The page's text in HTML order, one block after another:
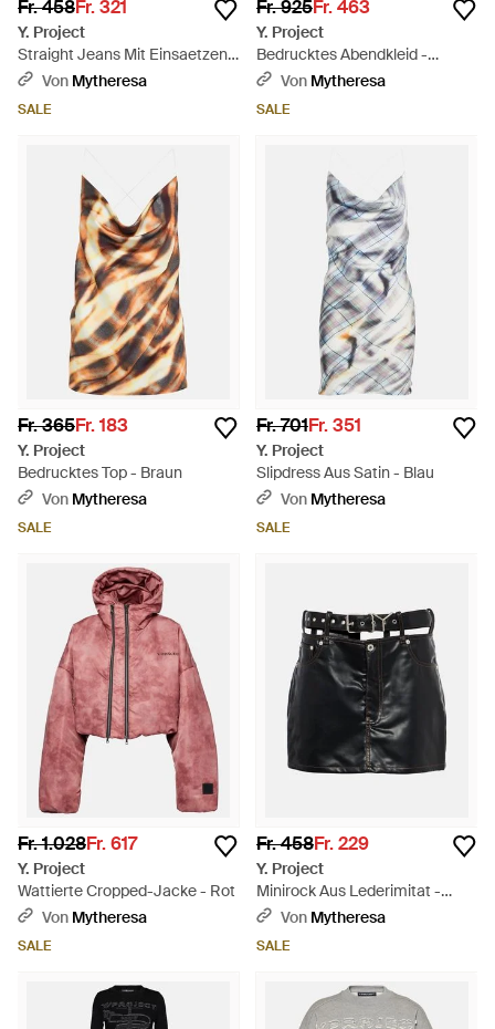
Fr. 458Fr. 321
Y. Project
Straight Jeans Mit Einsaetzen -
GrauVon Mytheresa
SALE
Fr. 925Fr. 463
Y. Project
Bedrucktes Abendkleid -
Mettallic
Von Mytheresa
SALE
Fr. 365Fr. 183
Y. Project
Bedrucktes Top - Braun
Von Mytheresa
SALE
Fr. 701Fr. 351
Y. Project
Slipdress Aus Satin - Blau
Von Mytheresa
SALE
Fr. 1.028Fr. 617
Y. Project
Wattierte Cropped-Jacke - Rot
Von Mytheresa
SALE
Fr. 458Fr. 229
Y. Project
Minirock Aus Lederimitat -
Schwarz
Von Mytheresa
SALE